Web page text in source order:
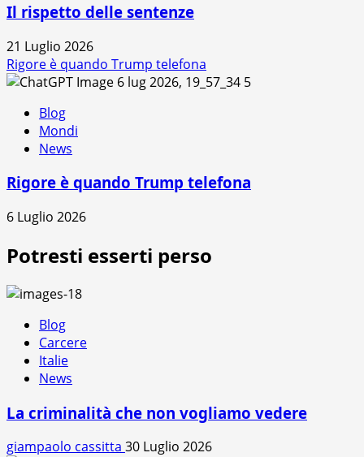
Il rispetto delle sentenze
21 Luglio 2026
Rigore è quando Trump telefona
5
Blog
Mondi
News
Rigore è quando Trump telefona
6 Luglio 2026
Potresti esserti perso
Blog
Carcere
Italie
News
La criminalità che non vogliamo vedere
giampaolo cassitta 30 Luglio 2026